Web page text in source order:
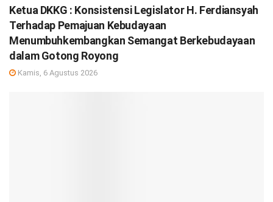
Ketua DKKG : Konsistensi Legislator H. Ferdiansyah
Terhadap Pemajuan Kebudayaan
Menumbuhkembangkan Semangat Berkebudayaan
dalam Gotong Royong
Kamis, 6 Agustus 2026